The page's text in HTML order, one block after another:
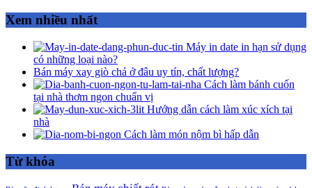
Xem nhiều nhất
Máy in date in hạn sử dụng
có những loại nào?
Bán máy xay giò chả ở đâu uy tín, chất lượng?
Cách làm bánh cuốn
tại nhà thơm ngon chuẩn vị
Hướng dẫn cách làm xúc xích tại
nhà
Cách làm món nộm bì hấp dẫn
Từ khóa